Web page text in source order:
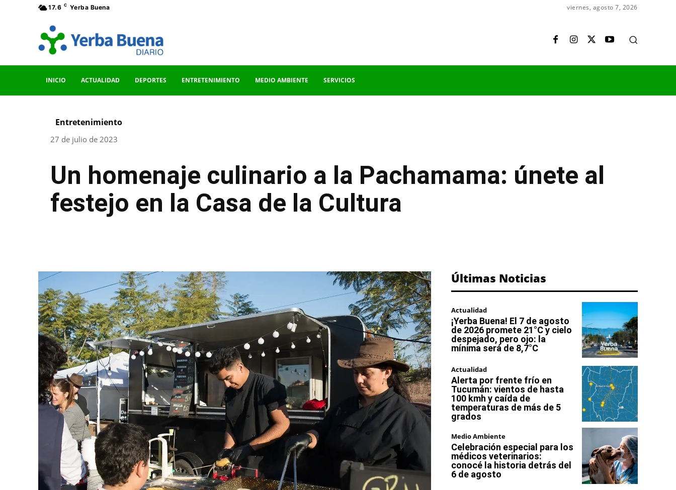
17.6 C Yerba Buena viernes, agosto 7, 2026
INICIO ACTUALIDAD DEPORTES ENTRETENIMIENTO MEDIO AMBIENTE SERVICIOS
Entretenimiento
27 de julio de 2023
Un homenaje culinario a la Pachamama: únete al
festejo en la Casa de la Cultura
Últimas Noticias
Actualidad
¡Yerba Buena! El 7 de agosto
de 2026 promete 21°C y cielo
despejado, pero ojo: la
mínima será de 8,7°C
Actualidad
Alerta por frente frío en
Tucumán: vientos de hasta
100 kmh y caída de
temperaturas de más de 5
grados
Medio Ambiente
Celebración especial para los
médicos veterinarios:
conocé la historia detrás del
6 de agosto